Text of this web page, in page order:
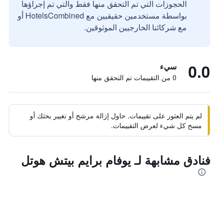
الحجوزات التي تم التحقق منها فقط والتي تم إجراؤها
بواسطة مستخدمين حقيقيين مع HotelsCombined أو
مع شركائنا الخارجيين الموثوقين.
0.0 سيء
0 من التقييمات تم التحقق منها
لم يتم العثور على تقييمات. حاول إزالة مرشح أو تغيير بحثك أو
مسح كل شيء لعرض التقييمات.
فنادق مشابهة لـ يوفام برايم بيتش هوتل